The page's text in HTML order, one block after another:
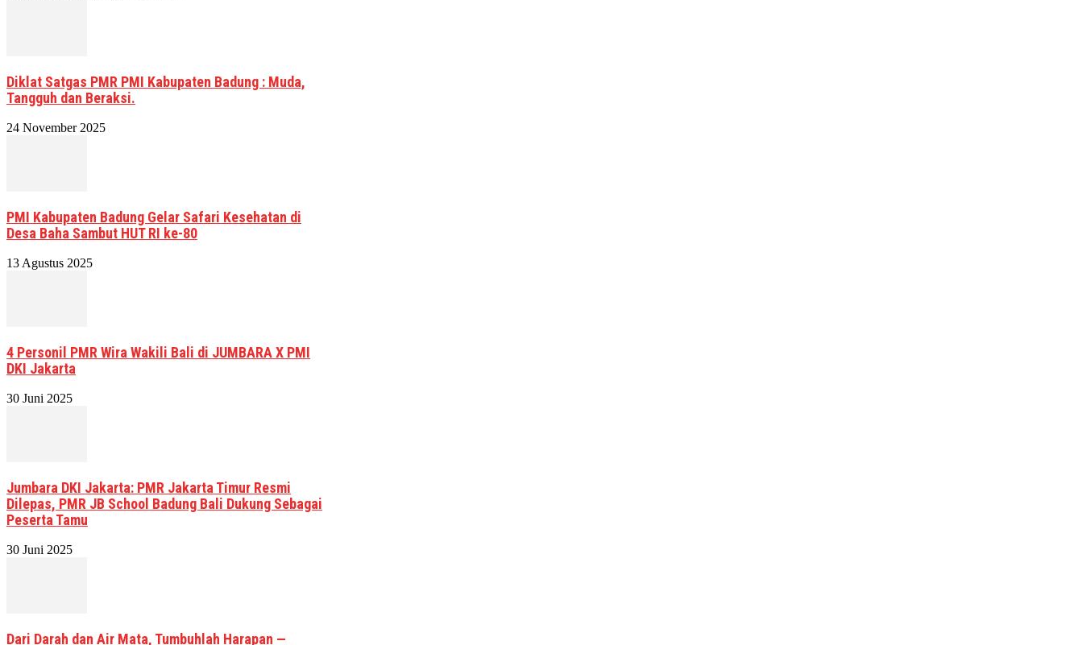
Diklat Satgas PMR PMI Kabupaten Badung : Muda,
Tangguh dan Beraksi.
24 November 2025
PMI Kabupaten Badung Gelar Safari Kesehatan di
Desa Baha Sambut HUT RI ke-80
13 Agustus 2025
4 Personil PMR Wira Wakili Bali di JUMBARA X PMI
DKI Jakarta
30 Juni 2025
Jumbara DKI Jakarta: PMR Jakarta Timur Resmi
Dilepas, PMR JB School Badung Bali Dukung Sebagai
Peserta Tamu
30 Juni 2025
Dari Darah dan Air Mata, Tumbuhlah Harapan —